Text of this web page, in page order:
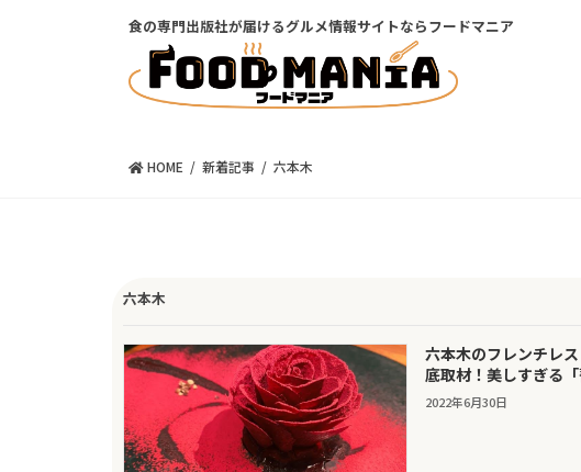
食の専門出版社が届けるグルメ情報サイトならフードマニア
HOME 新着記事 六本木
六本木
六本木のフレンチレ
底取材！美しすぎる
2022年6月30日